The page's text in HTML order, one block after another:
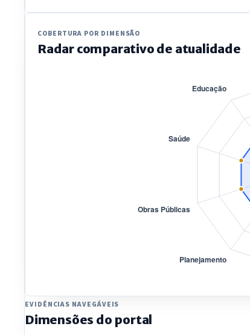
COBERTURA POR DIMENSÃO
Radar comparativo de atualidade
Receitas
Despesas
50%
56719
EVIDÊNCIAS NAVEGÁVEIS
Dimensões do portal